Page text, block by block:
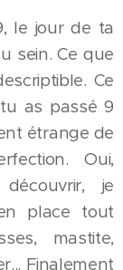
le jour de ta
sein. Ce que
Ce
as passé 9
étrange de
Oui,
je
place tout
mastite,
Finalement